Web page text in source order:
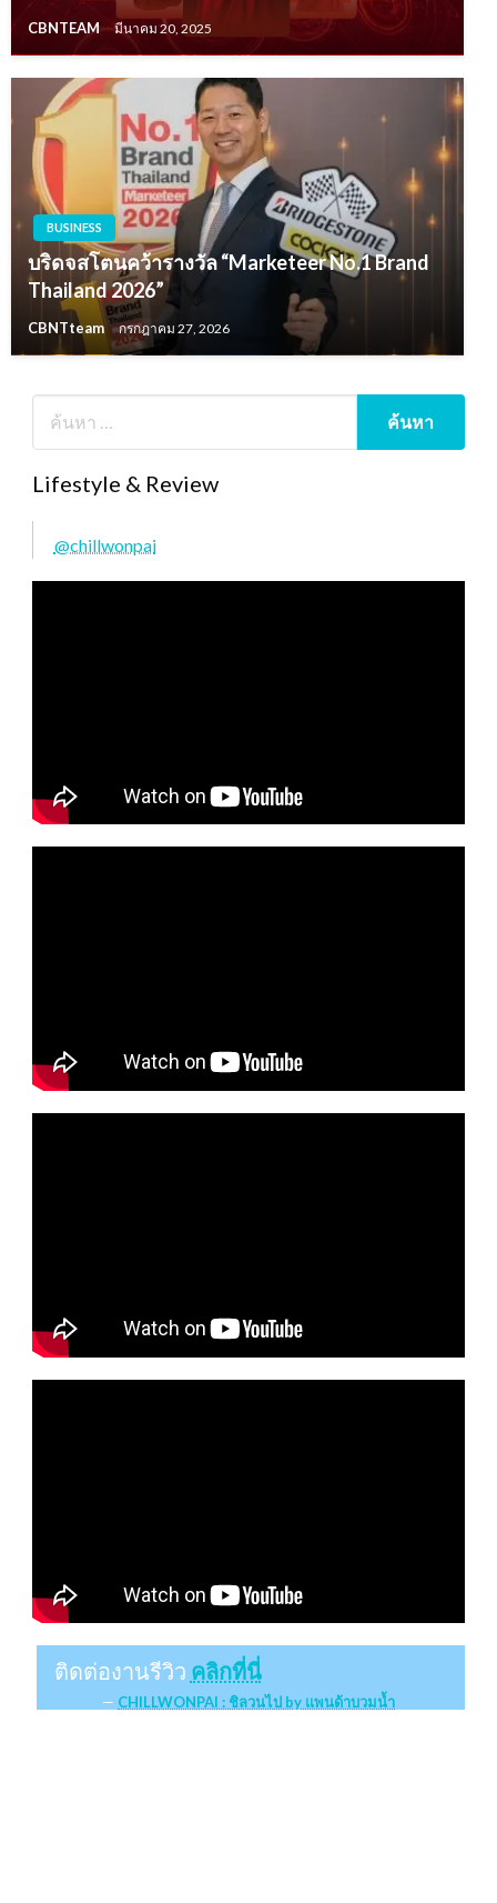
CBNTEAM มีนาคม 20, 2025
BUSINESS
บริดจสโตนคว้ารางวัล “Marketeer No.1 Brand
Thailand 2026”
CBNTteam กรกฎาคม 27, 2026
Lifestyle & Review
@chillwonpai
ติดต่องานรีวิว คลิกที่นี่
CHILLWONPAI : ชิลวนไป by แพนด้าบวมน้ำ